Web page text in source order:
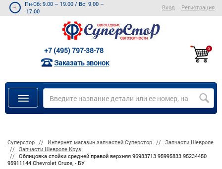
Пн-Сб: 9.00 – 19.00 / Вс: 9.00 –
17.00
Вход Регистрация
+7 (495) 797-38-78
Заказать звонок
0
Суперстор Интернет магазин запчастей Суперстор
Запчасти Шевроле
Запчасти Шевроле Круз
Облицовка стойки средней правой верхняя 96983713 95995833 95234450
95911144 Chevrolet Cruze, - БУ